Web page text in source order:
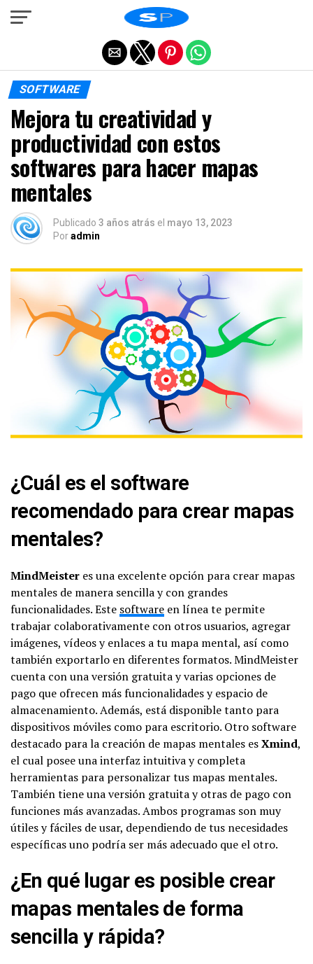
SOFTWARE
Mejora tu creatividad y
productividad con estos
softwares para hacer mapas
mentales
Publicado 3 años atrás el mayo 13, 2023
Poradmin
¿Cuál es el software
recomendado para crear mapas
mentales?
MindMeister es una excelente opción para crear mapas
mentales de manera sencilla y con grandes
funcionalidades. Este software en línea te permite
trabajar colaborativamente con otros usuarios, agregar
imágenes, vídeos y enlaces a tu mapa mental, así como
también exportarlo en diferentes formatos. MindMeister
cuenta con una versión gratuita y varias opciones de
pago que ofrecen más funcionalidades y espacio de
almacenamiento. Además, está disponible tanto para
dispositivos móviles como para escritorio. Otro software
destacado para la creación de mapas mentales esXmind,
el cual posee una interfaz intuitiva y completa
herramientas para personalizar tus mapas mentales.
También tiene una versión gratuita y otras de pago con
funciones más avanzadas. Ambos programas son muy
útiles y fáciles de usar, dependiendo de tus necesidades
específicas uno podría ser más adecuado que el otro.
¿En qué lugar es posible crear
mapas mentales de forma
sencilla y rápida?
Salir de la versión móvil